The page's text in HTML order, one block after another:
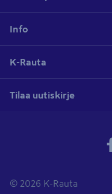
Info
K-Rauta
Tilaa uutiskirje
© 2026 K-Rauta